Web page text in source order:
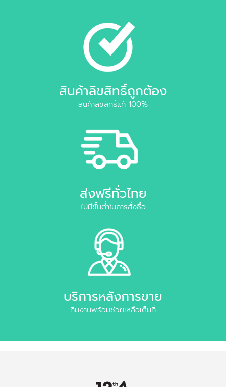
สินค้าลิขสิทธิ์ถูกต้อง
สินค้าลิขสิทธิ์แท้ 100%
ส่งฟรีทั่วไทย
ไม่มีขั้นต่ำในการสั่งซื้อ
บริการหลังการขาย
ทีมงานพร้อมช่วยเหลือเต็มที่